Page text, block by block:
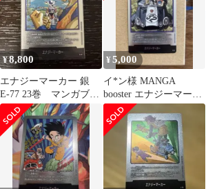
¥8,800
エナジーマーカー 銀
E-77 23巻 マンガブー
スター
¥5,000
イ*ン様 MANGA
booster エナジーマーカ
ー銀 32巻 フュージョン
ワ